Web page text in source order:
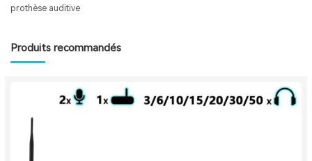
prothèse auditive
Produits recommandés